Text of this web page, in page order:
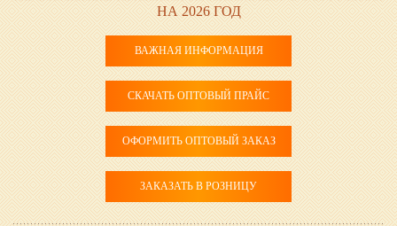
НА 2026 ГОД
ВАЖНАЯ ИНФОРМАЦИЯ
СКАЧАТЬ ОПТОВЫЙ ПРАЙС
ОФОРМИТЬ ОПТОВЫЙ ЗАКАЗ
ЗАКАЗАТЬ В РОЗНИЦУ